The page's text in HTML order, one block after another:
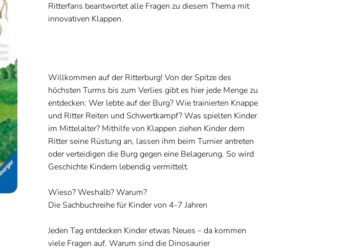
Ritterfans beantwortet alle Fragen zu diesem Thema mit
innovativen Klappen.
Willkommen auf der Ritterburg! Von der Spitze des
höchsten Turms bis zum Verlies gibt es hier jede Menge zu
entdecken: Wer lebte auf der Burg? Wie trainierten Knappe
und Ritter Reiten und Schwertkampf? Was spielten Kinder
im Mittelalter? Mithilfe von Klappen ziehen Kinder dem
Ritter seine Rüstung an, lassen ihm beim Turnier antreten
oder verteidigen die Burg gegen eine Belagerung. So wird
Geschichte Kindern lebendig vermittelt.
Wieso? Weshalb? Warum?
Die Sachbuchreihe für Kinder von 4-7 Jahren
Jeden Tag entdecken Kinder etwas Neues – da kommen
viele Fragen auf. Warum sind die Dinosaurier